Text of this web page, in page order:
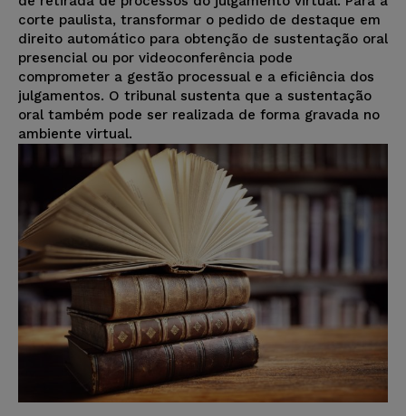
corte paulista, transformar o pedido de destaque em
direito automático para obtenção de sustentação oral
presencial ou por videoconferência pode
comprometer a gestão processual e a eficiência dos
julgamentos. O tribunal sustenta que a sustentação
oral também pode ser realizada de forma gravada no
ambiente virtual.